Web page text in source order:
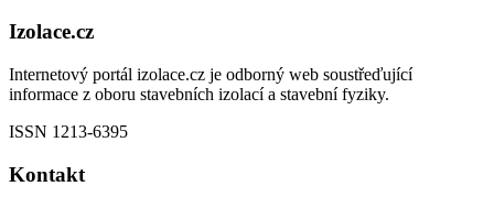
Izolace.cz
Internetový portál izolace.cz je odborný web soustřeďující
informace z oboru stavebních izolací a stavební fyziky.
ISSN 1213-6395
Kontakt